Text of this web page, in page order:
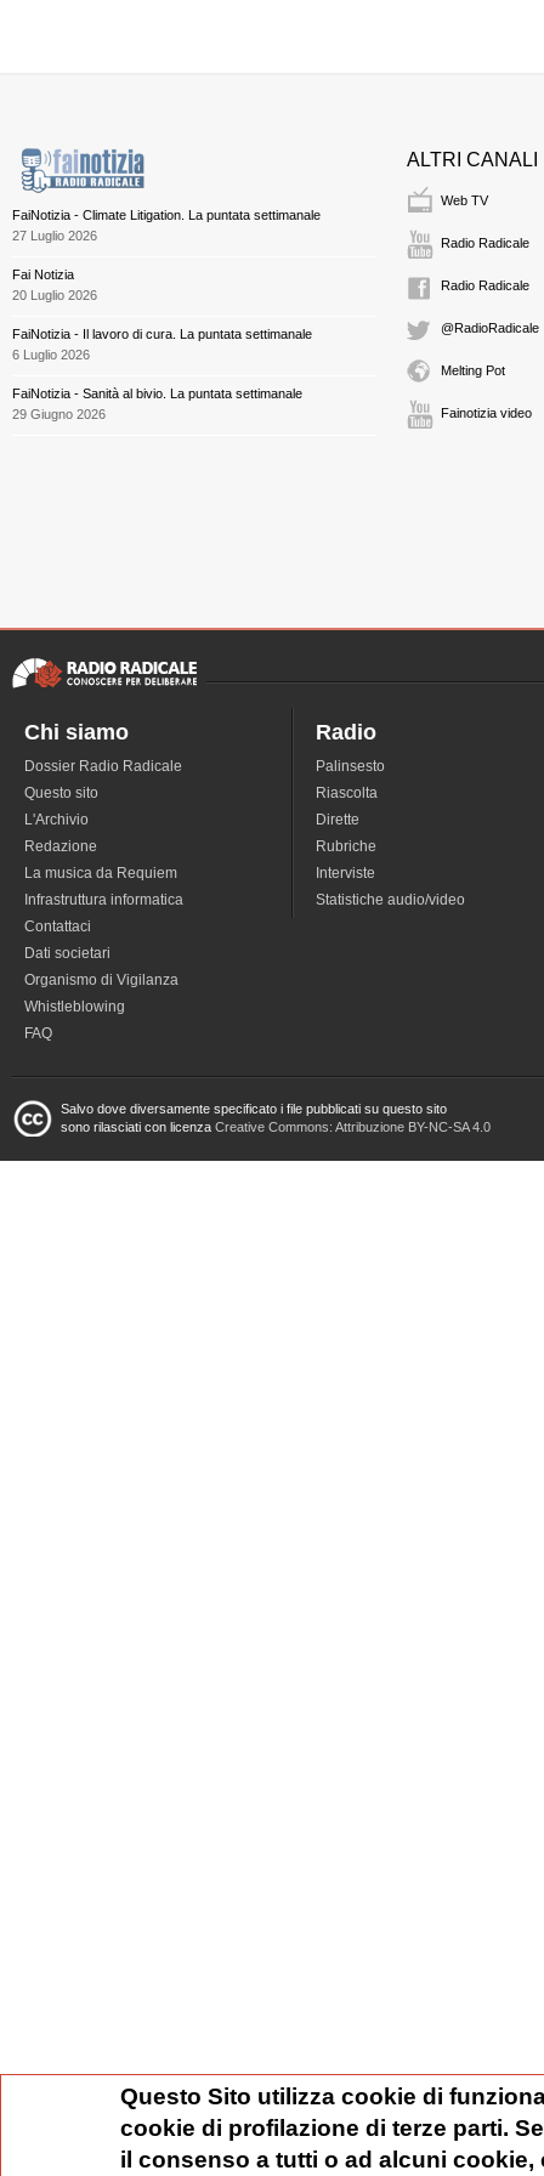
FaiNotizia - Climate Litigation. La puntata settimanale
27 Luglio 2026
Fai Notizia
20 Luglio 2026
FaiNotizia - Il lavoro di cura. La puntata settimanale
6 Luglio 2026
FaiNotizia - Sanità al bivio. La puntata settimanale
29 Giugno 2026
ALTRI CANALI
Web TV
Radio Radicale
Radio Radicale
@RadioRadicale
Melting Pot
Fainotizia video
Chi siamo
Dossier Radio Radicale
Questo sito
L'Archivio
Redazione
La musica da Requiem
Infrastruttura informatica
Contattaci
Dati societari
Organismo di Vigilanza
Whistleblowing
FAQ
Radio
Palinsesto
Riascolta
Dirette
Rubriche
Interviste
Statistiche audio/video
Salvo dove diversamente specificato i file pubblicati su questo sito
sono rilasciati con licenza Creative Commons: Attribuzione BY-NC-SA 4.0
Questo Sito utilizza cookie di
cookie di profilazione di terze parti.
il consenso a tutti o ad alcuni